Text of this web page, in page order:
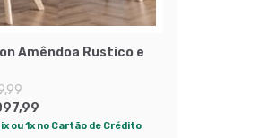
Amêndoa Rustico e
ou 1x no Cartão de Crédito